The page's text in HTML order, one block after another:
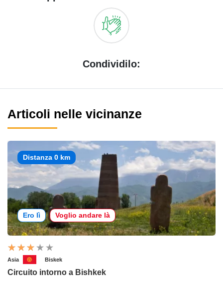
Condividilo:
Articoli nelle vicinanze
Distanza 0 km
Ero lì Voglio andare là
Asia Biskek
Circuito intorno a Bishkek